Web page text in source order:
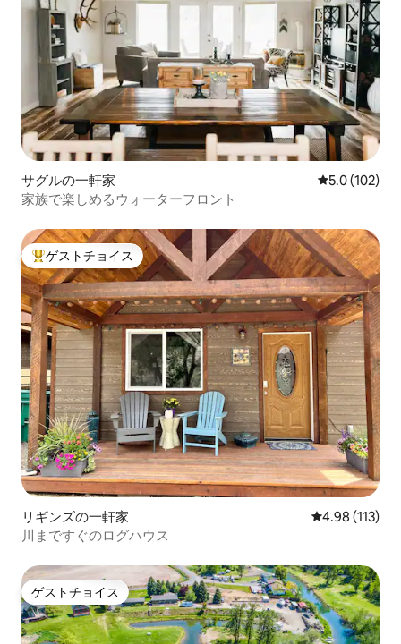
サグルの一軒家 レビュー102
5.0 (102)
家族で楽しめるウォーターフロント
大好評のゲストチョイスです。
ゲストチョイス
リギンズの一軒家 レビュー113
4.98 (113)
川まですぐのログハウス
ゲストチョイス
ゲストチョイス